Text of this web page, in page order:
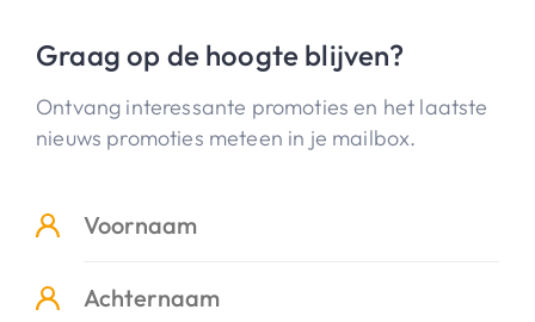
Graag op de hoogte blijven?
Ontvang interessante promoties en het laatste
nieuws promoties meteen in je mailbox.